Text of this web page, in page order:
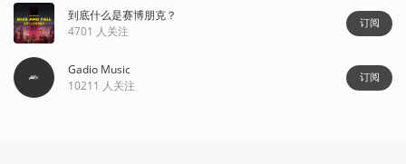
到底什么是赛博朋克？
4701 人关注
订阅
Gadio Music
10211 人关注
订阅